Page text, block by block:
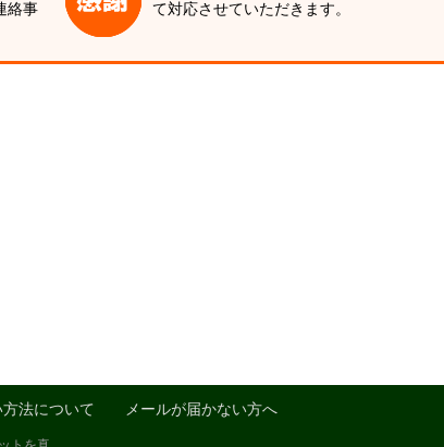
絡事
て対応させていただきます。
法について メールが届かない方へ